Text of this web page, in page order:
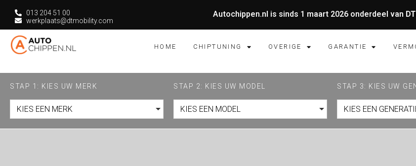
013 204 51 00
werkplaats@dtmobility.com
Autochippen.nl is sinds 1 maart 2026 onderdeel van
HOME CHIPTUNING OVERIGE GARANTIE
STAP 1: KIES UW MERK
KIES EEN MERK
STAP 2: KIES UW MODEL
KIES EEN MODEL
STAP 3: KIES UW
KIES EEN